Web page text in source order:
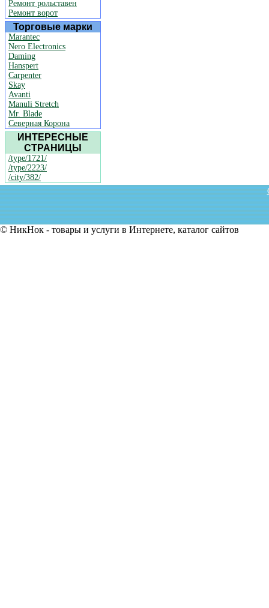
Ремонт рольставен
Ремонт ворот
Торговые марки
Marantec
Nero Electronics
Daming
Hanspert
Carpenter
Skay
Avanti
Manuli Stretch
Mr. Blade
Северная Корона
ИНТЕРЕСНЫЕ
СТРАНИЦЫ
/type/1721/
/type/2223/
/city/382/
© НикНок - товары и услуги в Интернете, каталог сайтов